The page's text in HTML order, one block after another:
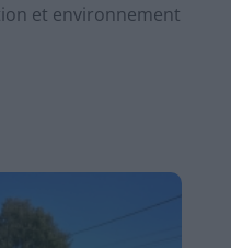
et environnement